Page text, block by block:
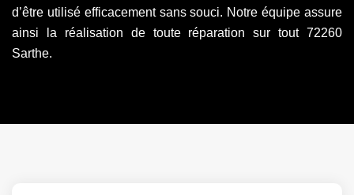
d’être utilisé efficacement sans souci. Notre équipe assure
ainsi la réalisation de toute réparation sur tout 72260
Sarthe.